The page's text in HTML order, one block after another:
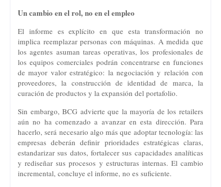
Un cambio en el rol, no en el empleo
El informe es explícito en que esta transformación no
implica reemplazar personas con máquinas. A medida que
los agentes asuman tareas operativas, los profesionales de
los equipos comerciales podrán concentrarse en funciones
de mayor valor estratégico: la negociación y relación con
proveedores, la construcción de identidad de marca, la
curación de productos y la expansión del portafolio.
Sin embargo, BCG advierte que la mayoría de los retailers
aún no ha comenzado a avanzar en esta dirección. Para
hacerlo, será necesario algo más que adoptar tecnología: las
empresas deberán definir prioridades estratégicas claras,
estandarizar sus datos, fortalecer sus capacidades analíticas
y rediseñar sus procesos y estructuras internas. El cambio
incremental, concluye el informe, no es suficiente.